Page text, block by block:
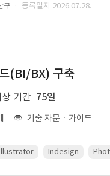
구 · 등록일자 2026.07.28.
(BI/BX) 구축
상 기간 75일
기술 자문ㆍ가이드
Indesign